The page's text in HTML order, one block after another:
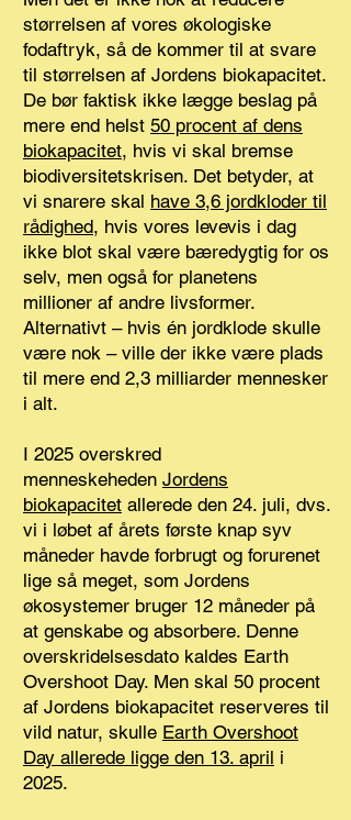
størrelsen af vores økologiske
fodaftryk, så de kommer til at svare
til størrelsen af Jordens biokapacitet.
De bør faktisk ikke lægge beslag på
mere end helst 50 procent af dens
biokapacitet, hvis vi skal bremse
biodiversitetskrisen. Det betyder, at
vi snarere skal have 3,6 jordkloder til
rådighed, hvis vores levevis i dag
ikke blot skal være bæredygtig for os
selv, men også for planetens
millioner af andre livsformer.
Alternativt – hvis én jordklode skulle
være nok – ville der ikke være plads
til mere end 2,3 milliarder mennesker
i alt.
I 2025 overskred
menneskeheden Jordens
biokapacitet allerede den 24. juli, dvs.
vi i løbet af årets første knap syv
måneder havde forbrugt og forurenet
lige så meget, som Jordens
økosystemer bruger 12 måneder på
at genskabe og absorbere. Denne
overskridelsesdato kaldes Earth
Overshoot Day. Men skal 50 procent
af Jordens biokapacitet reserveres til
vild natur, skulle Earth Overshoot
Day allerede ligge den 13. april i
2025.